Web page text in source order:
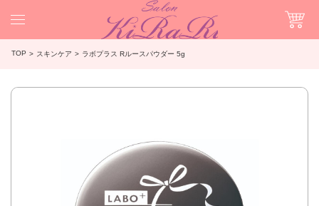
TOP スキンケア ラボプラス Rルースパウダー 5g